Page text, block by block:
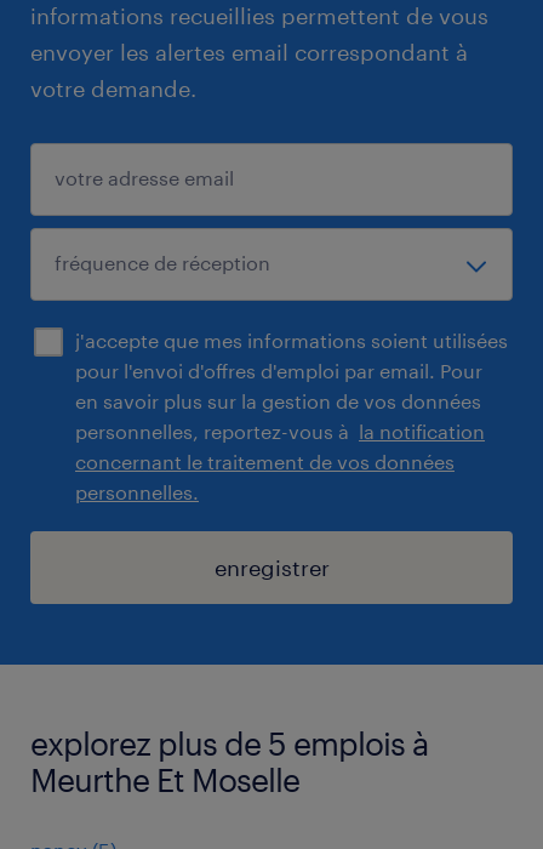
informations recueillies permettent de vous
envoyer les alertes email correspondant à
votre demande.
j'accepte que mes informations soient utilisées
pour l'envoi d'offres d'emploi par email. Pour
en savoir plus sur la gestion de vos données
personnelles, reportez-vous à la notification
concernant le traitement de vos données
personnelles.
enregistrer
explorez plus de 5 emplois à
Meurthe Et Moselle